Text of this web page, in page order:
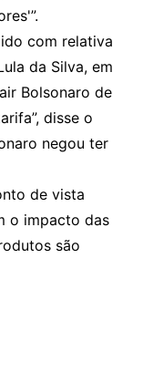
com relativa
da Silva, em
Bolsonaro de
disse o
negou ter
de vista
o impacto das
são